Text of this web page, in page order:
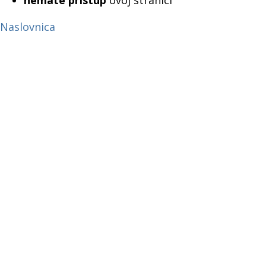
Naslovnica